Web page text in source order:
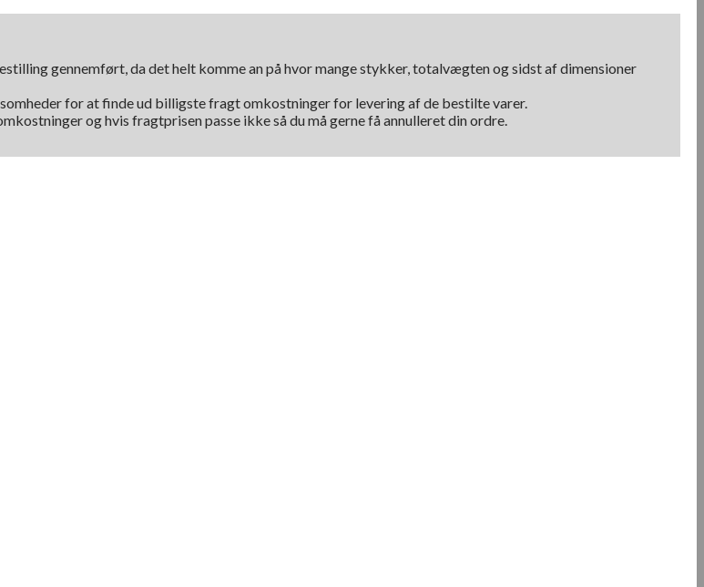
gennemført, da det helt komme an på hvor mange stykker, totalvægten og sidst af dimensioner
for at finde ud billigste fragt omkostninger for levering af de bestilte varer.
og hvis fragtprisen passe ikke så du må gerne få annulleret din ordre.